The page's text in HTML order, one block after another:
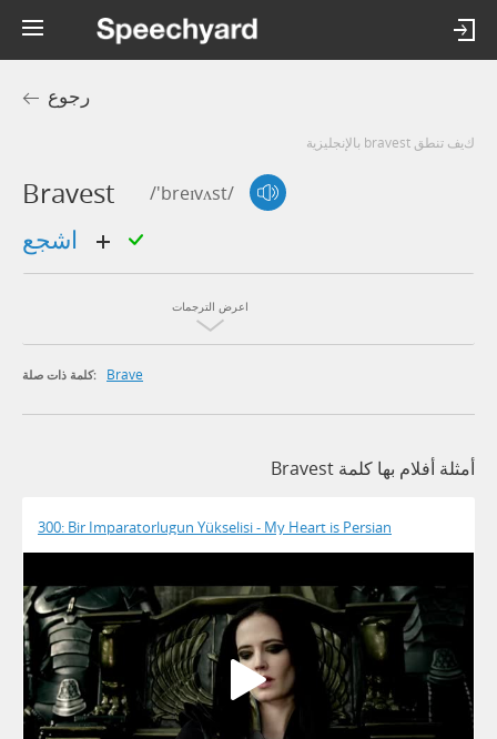
رجوع
كيف تنطق bravest بالإنجليزية
Bravest /'breɪvʌst/
اعرض الترجمات
كلمة ذات صلة: Brave
أمثلة أفلام بها كلمة Bravest
300: Bir Imparatorlugun Yükselisi - My Heart is Persian